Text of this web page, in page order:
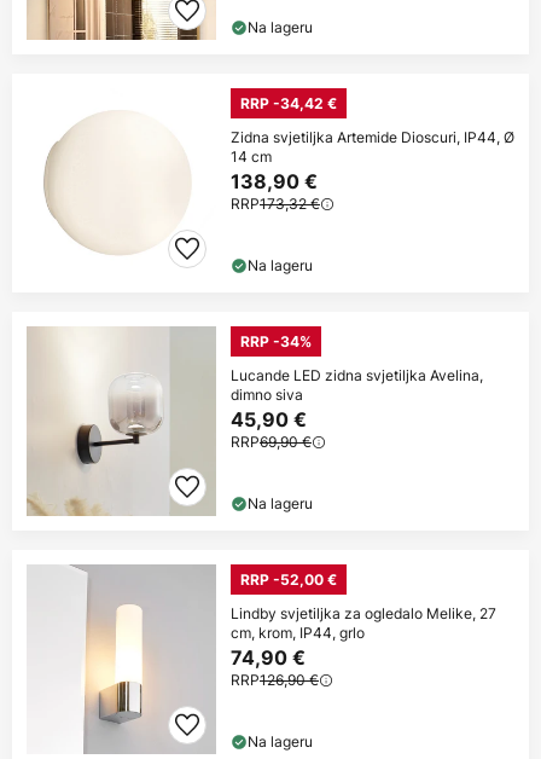
Na lageru
RRP -34,42 €
Zidna svjetiljka Artemide Dioscuri, IP44, Ø
14 cm
138,90 €
RRP173,32 €
Na lageru
RRP -34%
Lucande LED zidna svjetiljka Avelina,
dimno siva
45,90 €
RRP69,90 €
Na lageru
RRP -52,00 €
Lindby svjetiljka za ogledalo Melike, 27
cm, krom, IP44, grlo
74,90 €
RRP126,90 €
Na lageru